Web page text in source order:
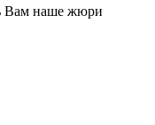
Вам наше жюри